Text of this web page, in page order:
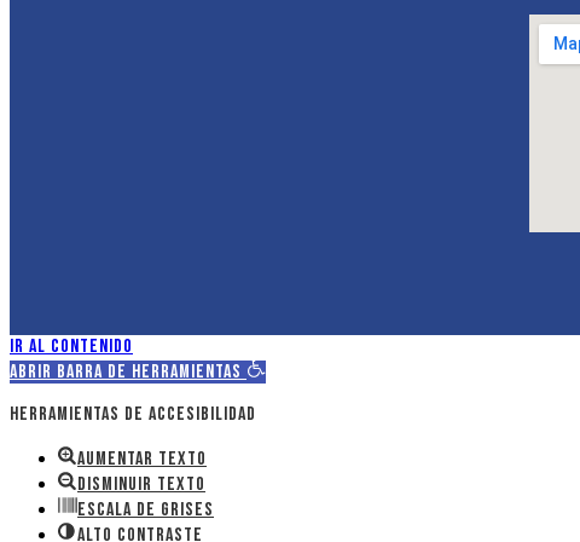
Ir al contenido
Abrir barra de herramientas
Herramientas de accesibilidad
Aumentar texto
Disminuir texto
Escala de grises
Alto contraste